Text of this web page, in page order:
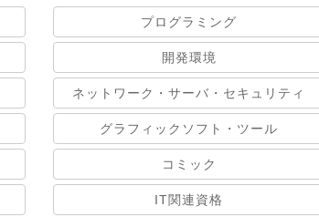
プログラミング
開発環境
ネットワーク・サーバ・セキュリティ
グラフィックソフト・ツール
コミック
IT関連資格